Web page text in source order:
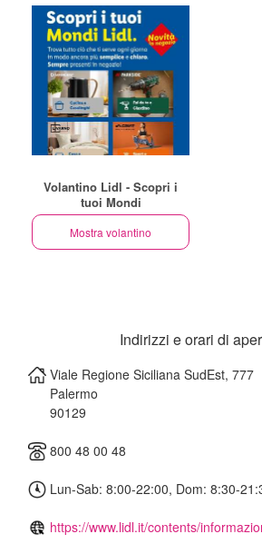
Volantino Lidl - Scopri i
tuoi Mondi
Mostra volantino
Indirizzi e orari di
Viale Regione Siciliana SudEst, 777
Palermo
90129
800 48 00 48
Lun-Sab: 8:00-22:00, Dom: 8:30-
https://www.lidl.it/contents/